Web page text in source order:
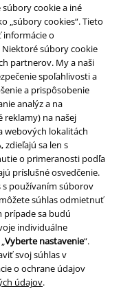
cookie a iné
„súbory cookies“. Tieto
o
Niektoré súbory cookie
partnerov. My a naši
spoľahlivosti a
a prispôsobenie
analýz a na
reklamy) na našej
webových lokalitách
zdieľajú sa len s
o primeranosti podľa
príslušné osvedčenie.
s používaním súborov
súhlas odmietnuť
prípade sa budú
individuálne
Vyberte nastavenie“.
svoj súhlas v
o ochrane údajov
údajov.